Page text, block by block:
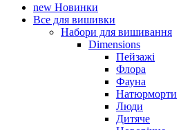
new Новинки
Все для вишивки
Набори для вишивання
Dimensions
Пейзажі
Флора
Фауна
Натюрморти
Люди
Дитяче